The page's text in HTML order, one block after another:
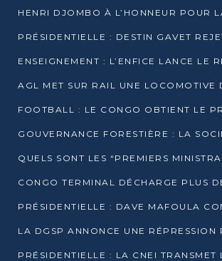
QUELS SONT LES “PREMIERS